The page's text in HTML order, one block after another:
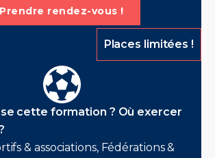
Prendre rendez-vous !
cette formation ? Où exercer
& associations, Fédérations &
Places limitées !